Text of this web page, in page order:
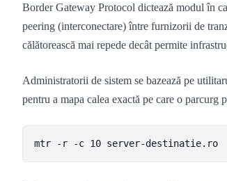
Border Gateway Protocol dictează modul în
peering (interconectare) între furnizorii de
călătorească mai repede decât permite
Administratorii de sistem se bazează pe
pentru a mapa calea exactă pe care o parcurg
mtr -r -c 10 server-destinatie.ro